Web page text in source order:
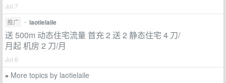
Jul 7
推广
• laotielaile
送 500m 动态住宅流量 首充 2 送 2 静态住宅 4 刀/
月起 机房 2 刀/月
Jul 6
» More topics by laotielaile